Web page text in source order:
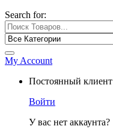
Search for:
My Account
Постоянный
Войти
У вас нет аккаунта?